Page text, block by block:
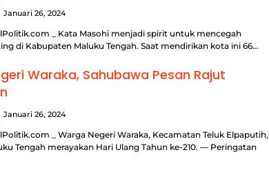
Januari 26, 2024
_ Kata Masohi menjadi spirit untuk mencegah
di Kabupaten Maluku Tengah. Saat mendirikan kota ini 66…
Waraka, Sahubawa Pesan Rajut
Januari 26, 2024
_ Warga Negeri Waraka, Kecamatan Teluk Elpaputih,
Tengah merayakan Hari Ulang Tahun ke-210. — Peringatan